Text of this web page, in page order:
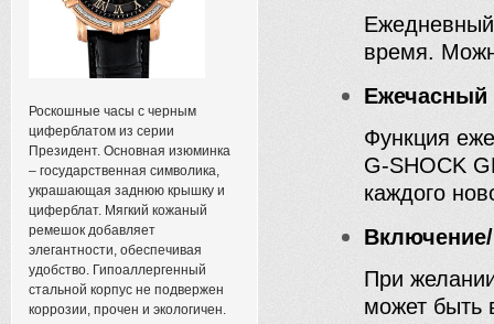
время.
Ежечасный
Функция
G-SHOCK
каждого
При
может быть
Роскошные часы с черным
циферблатом из серии
Президент. Основная изюминка
– государственная символика,
украшающая заднюю крышку и
циферблат. Мягкий кожаный
ремешок добавляет
элегантности, обеспечивая
удобство. Гипоаллергенный
стальной корпус не подвержен
коррозии, прочен и экологичен.